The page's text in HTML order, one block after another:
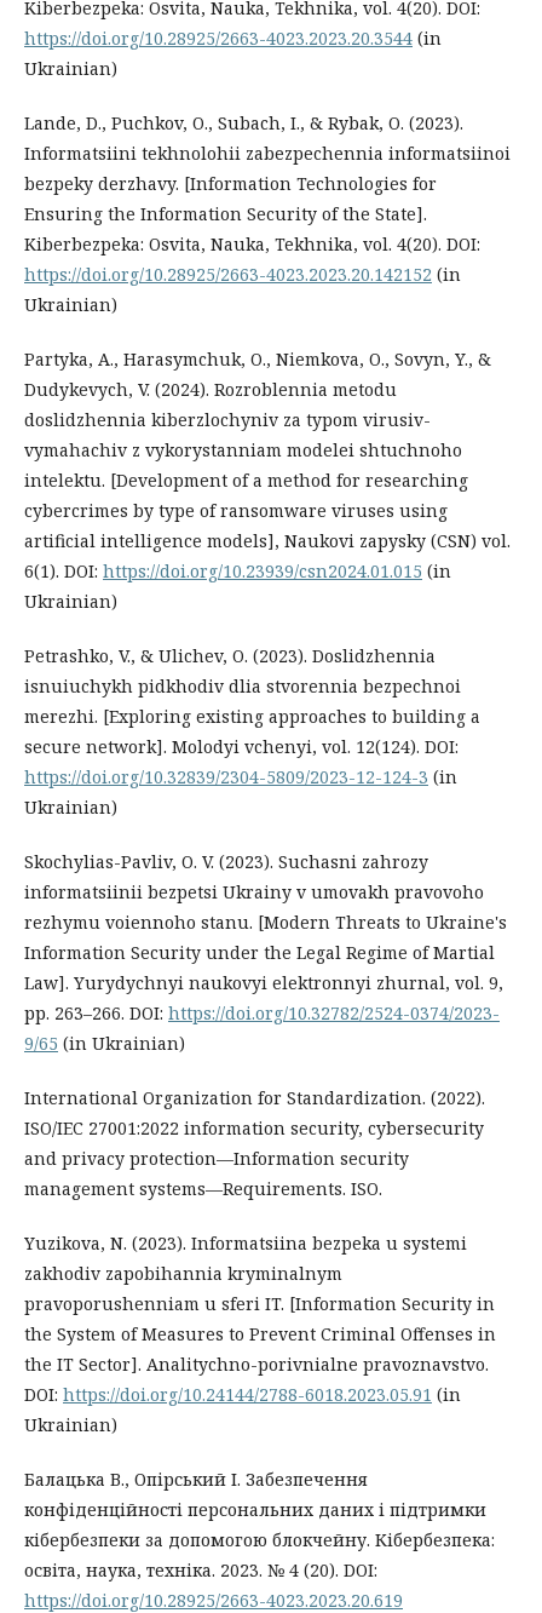
Kiberbezpeka: Osvita, Nauka, Tekhnika, vol. 4(20). DOI:
https://doi.org/10.28925/2663-4023.2023.20.3544 (in
Ukrainian)
Lande, D., Puchkov, O., Subach, I., & Rybak, O. (2023).
Informatsiini tekhnolohii zabezpechennia informatsiinoi
bezpeky derzhavy. [Information Technologies for
Ensuring the Information Security of the State].
Kiberbezpeka: Osvita, Nauka, Tekhnika, vol. 4(20). DOI:
https://doi.org/10.28925/2663-4023.2023.20.142152 (in
Ukrainian)
Partyka, A., Harasymchuk, O., Niemkova, O., Sovyn, Y., &
Dudykevych, V. (2024). Rozroblennia metodu
doslidzhennia kiberzlochyniv za typom virusiv-
vymahachiv z vykorystanniam modelei shtuchnoho
intelektu. [Development of a method for researching
cybercrimes by type of ransomware viruses using
artificial intelligence models], Naukovi zapysky (CSN) vol.
6(1). DOI: https://doi.org/10.23939/csn2024.01.015 (in
Ukrainian)
Petrashko, V., & Ulichev, O. (2023). Doslidzhennia
isnuiuchykh pidkhodiv dlia stvorennia bezpechnoi
merezhi. [Exploring existing approaches to building a
secure network]. Molodyi vchenyi, vol. 12(124). DOI:
https://doi.org/10.32839/2304-5809/2023-12-124-3 (in
Ukrainian)
Skochylias-Pavliv, O. V. (2023). Suchasni zahrozy
informatsiinii bezpetsi Ukrainy v umovakh pravovoho
rezhymu voiennoho stanu. [Modern Threats to Ukraine's
Information Security under the Legal Regime of Martial
Law]. Yurydychnyi naukovyi elektronnyi zhurnal, vol. 9,
рр. 263–266. DOI: https://doi.org/10.32782/2524-0374/2023-
9/65 (in Ukrainian)
International Organization for Standardization. (2022).
ISO/IEC 27001:2022 information security, cybersecurity
and privacy protection—Information security
management systems—Requirements. ISO.
Yuzikova, N. (2023). Informatsiina bezpeka u systemi
zakhodiv zapobihannia kryminalnym
pravoporushenniam u sferi IT. [Information Security in
the System of Measures to Prevent Criminal Offenses in
the IT Sector]. Analitychno-porivnialne pravoznavstvo.
DOI: https://doi.org/10.24144/2788-6018.2023.05.91 (in
Ukrainian)
Балацька В., Опірський І. Забезпечення
конфіденційності персональних даних і підтримки
кібербезпеки за допомогою блокчейну. Кібербезпека:
освіта, наука, техніка. 2023. № 4 (20). DOI:
https://doi.org/10.28925/2663-4023.2023.20.619